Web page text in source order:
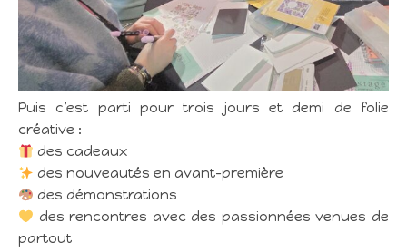
Puis c’est parti pour trois jours et demi de folie
créative :
des cadeaux
des nouveautés en avant-première
des démonstrations
des rencontres avec des passionnées venues de
partout